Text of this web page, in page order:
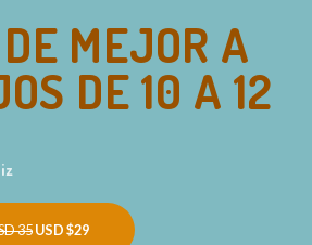
MEJOR A
DE 10 A 12
35USD $29